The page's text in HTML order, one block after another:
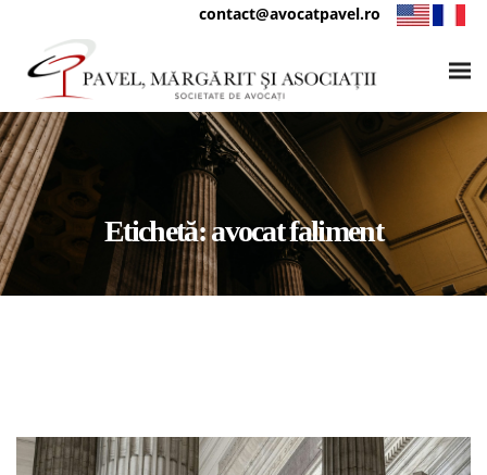
contact@avocatpavel.ro
Etichetă:avocat faliment